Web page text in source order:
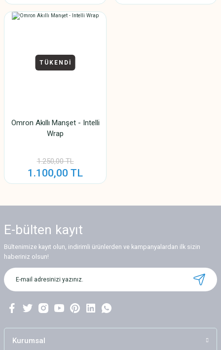
TÜKENDİ
Omron Akıllı Manşet - Intelli
Wrap
1.250,00 TL
1.100,00 TL
E-bülten kayıt
Bültenimize kayıt olun, indirimli ürünlerden ve kampanyalardan ilk sizin
haberiniz olsun!
Kurumsal